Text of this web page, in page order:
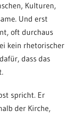
Kulturen,
Und erst
oft durchaus
kein rhetorischer
dass das
spricht. Er
der Kirche,